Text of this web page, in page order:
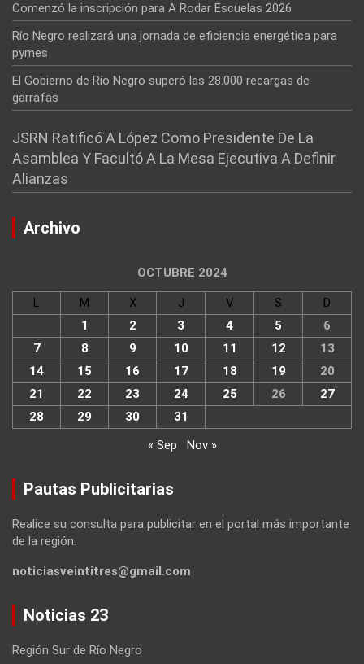
Comenzó la inscripción para A Rodar Escuelas 2026
Río Negro realizará una jornada de eficiencia energética para
pymes
El Gobierno de Río Negro superó las 28.000 recargas de
garrafas
JSRN Ratificó A López Como Presidente De La
Asamblea Y Facultó A La Mesa Ejecutiva A Definir
Alianzas
Archivo
OCTUBRE 2024
L M X J V S
D
1
2 3 4 5
6
7
8 9 10 11 12
13
14
15 16 17 18 19
20
21
22 23 24 25 26
27
28
29 30
31
« Sep
Nov »
Pautas Publicitarias
Realice su consulta para publicitar en el portal más importante
de la región.
noticiasveintitres@gmail.com
Noticias 23
Región Sur de Río Negro